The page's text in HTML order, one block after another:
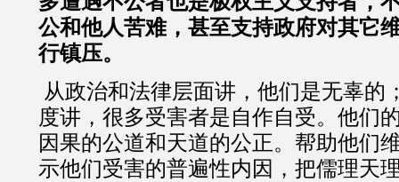
公和他人苦难，甚至支持政府对其它
行镇压。
从政治和法律层面讲，他们是无辜的
度讲，很多受害者是自作自受。他们
因果的公道和天道的公正。帮助他们
示他们受害的普遍性内因，把儒理天